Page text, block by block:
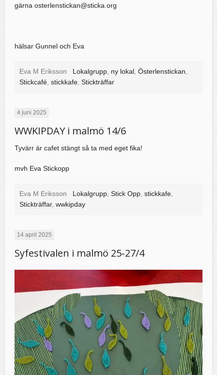
gärna osterlenstickan@sticka.org
hälsar Gunnel och Eva
Eva M Eriksson Lokalgrupp ny lokal Österlenstickan
Stickcafé stickkafe Stickträffar
4 juni 2025
WWKIPDAY i malmö 14/6
Tyvärr är cafet stängt så ta med eget fika!
mvh Eva Stickopp
Eva M Eriksson Lokalgrupp Stick Opp stickkafe
Stickträffar, wwkipday
14 april 2025
Syfestivalen i malmö 25-27/4